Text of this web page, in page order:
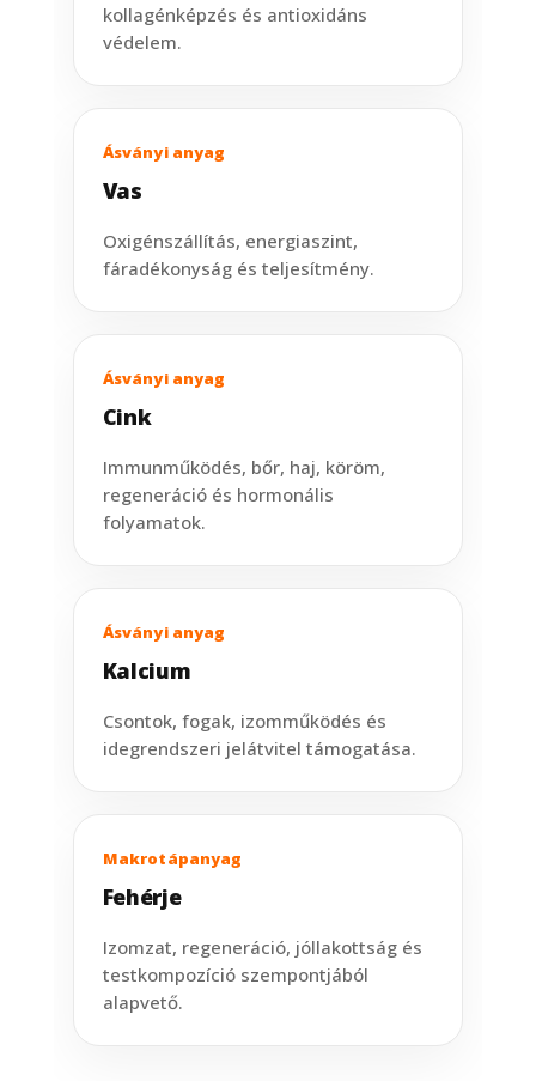
kollagénképzés és antioxidáns
védelem.
Ásványi anyag
Vas
Oxigénszállítás, energiaszint,
fáradékonyság és teljesítmény.
Ásványi anyag
Cink
Immunműködés, bőr, haj, köröm,
regeneráció és hormonális
folyamatok.
Ásványi anyag
Kalcium
Csontok, fogak, izomműködés és
idegrendszeri jelátvitel támogatása.
Makrotápanyag
Fehérje
Izomzat, regeneráció, jóllakottság és
testkompozíció szempontjából
alapvető.